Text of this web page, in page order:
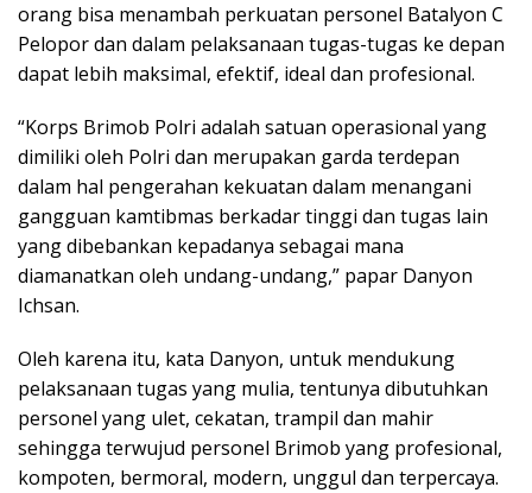
orang bisa menambah perkuatan personel Batalyon C
Pelopor dan dalam pelaksanaan tugas-tugas ke depan
dapat lebih maksimal, efektif, ideal dan profesional.
“Korps Brimob Polri adalah satuan operasional yang
dimiliki oleh Polri dan merupakan garda terdepan
dalam hal pengerahan kekuatan dalam menangani
gangguan kamtibmas berkadar tinggi dan tugas lain
yang dibebankan kepadanya sebagai mana
diamanatkan oleh undang-undang,” papar Danyon
Ichsan.
Oleh karena itu, kata Danyon, untuk mendukung
pelaksanaan tugas yang mulia, tentunya dibutuhkan
personel yang ulet, cekatan, trampil dan mahir
sehingga terwujud personel Brimob yang profesional,
kompoten, bermoral, modern, unggul dan terpercaya.